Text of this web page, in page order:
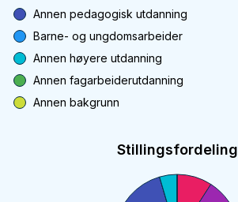
Annen pedagogisk utdanning
Barne- og ungdomsarbeider
Annen høyere utdanning
Annen fagarbeiderutdanning
Annen bakgrunn
Stillingsfordeling